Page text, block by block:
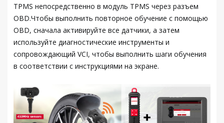
TPMS непосредственно в модуль TPMS через разъем
OBD.Чтобы выполнить повторное обучение с помощью
OBD, сначала активируйте все датчики, а затем
используйте диагностические инструменты и
сопровождающий VCI, чтобы выполнить шаги обучения
в соответствии с инструкциями на экране.